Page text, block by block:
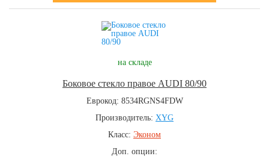
на складе
Боковое стекло правое AUDI 80/90
Еврокод: 8534RGNS4FDW
Производитель: XYG
Класс: Эконом
Доп. опции: